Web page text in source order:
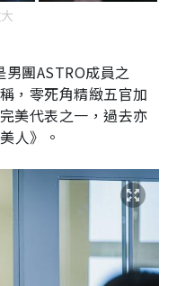
男團ASTRO成員之
，零死角精緻五官加
美代表之一，過去亦
人》。